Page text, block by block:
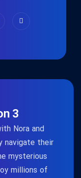
3
Nora and
navigate their
mysterious
millions of